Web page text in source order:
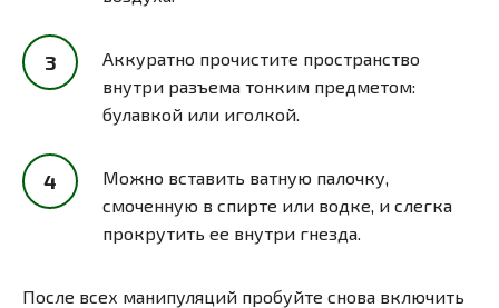
Аккуратно прочистите пространство
внутри разъема тонким предметом:
булавкой или иголкой.
Можно вставить ватную палочку,
смоченную в спирте или водке, и слегка
прокрутить ее внутри гнезда.
После всех манипуляций пробуйте снова включить